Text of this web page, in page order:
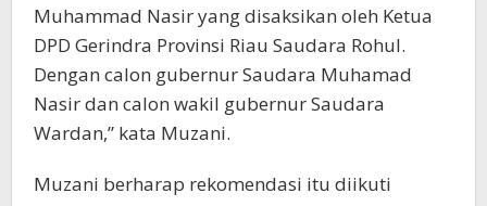
Muhammad Nasir yang disaksikan oleh Ketua
DPD Gerindra Provinsi Riau Saudara Rohul.
Dengan calon gubernur Saudara Muhamad
Nasir dan calon wakil gubernur Saudara
Wardan,” kata Muzani.
Muzani berharap rekomendasi itu diikuti